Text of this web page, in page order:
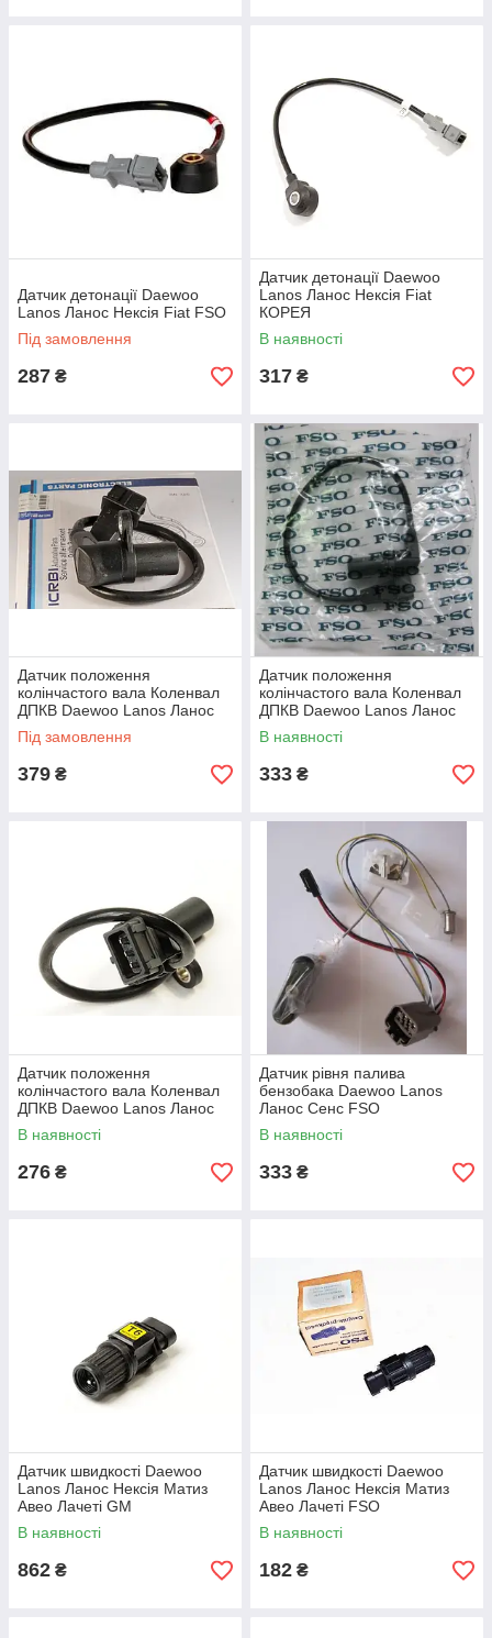
Датчик детонації Daewoo
Lanos Ланос Нексія Fiat FSO
Під замовлення
287 ₴
Датчик детонації Daewoo
Lanos Ланос Нексія Fiat
КОРЕЯ
В наявності
317 ₴
Датчик положення
колінчастого вала Коленвал
ДПКВ Daewoo Lanos Ланос
Нексія Нубіра CRB
Під замовлення
379 ₴
Датчик положення
колінчастого вала Коленвал
ДПКВ Daewoo Lanos Ланос
Нексія Нубіра FSO
В наявності
333 ₴
Датчик положення
колінчастого вала Коленвал
ДПКВ Daewoo Lanos Ланос
Нексія Нубіра AURORA
В наявності
276 ₴
Датчик рівня палива
бензобака Daewoo Lanos
Ланос Сенс FSO
В наявності
333 ₴
Датчик швидкості Daewoo
Lanos Ланос Нексія Матиз
Авео Лачеті GM
В наявності
862 ₴
Датчик швидкості Daewoo
Lanos Ланос Нексія Матиз
Авео Лачеті FSO
В наявності
182 ₴